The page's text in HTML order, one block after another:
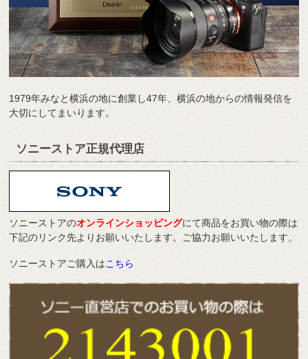
1979年みなと横浜の地に創業し47年、横浜の地からの情報発信を
大切にしてまいります。
ソニーストア正規代理店
ソニーストアのオンラインショッピングにて商品をお買い物の際は
下記のリンク先よりお願いいたします。ご協力お願いいたします。
ソニーストアご購入はこちら